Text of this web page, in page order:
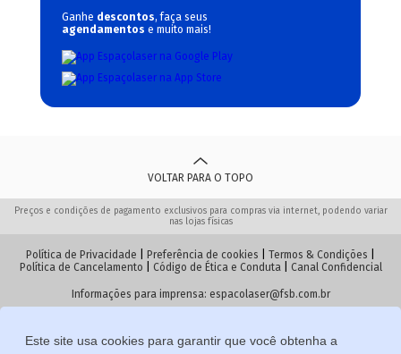
Este site usa cookies para garantir que você obtenha a
Ganhe descontos, faça seus
agendamentos e muito mais!
VOLTAR PARA O TOPO
Preços e condições de pagamento exclusivos para compras via internet, podendo variar
nas lojas físicas
Política de Privacidade Preferência de cookies Termos & Condições
Política de Cancelamento
Código de Ética e Conduta| Canal Confidencial
Informações para imprensa: espacolaser@fsb.com.br